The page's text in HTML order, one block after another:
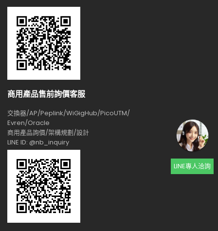
商用產品售前詢價客服
交換器/AP/Peplink/WiGigHub/PicoUTM/
Evren/Oracle
商用產品詢價/架構規劃/設計
LINE ID: @nb_inquiry
LINE專人洽詢